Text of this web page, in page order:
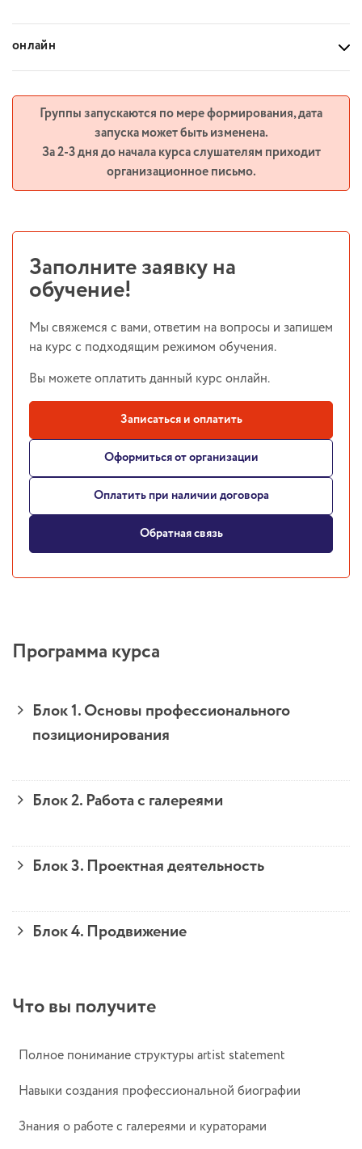
онлайн
Группы запускаются по мере формирования, дата
запуска может быть изменена.
За 2-3 дня до начала курса слушателям приходит
организационное письмо.
Заполните заявку на
обучение!
Мы свяжемся с вами, ответим на вопросы и запишем
на курс с подходящим режимом обучения.
Вы можете оплатить данный курс онлайн.
Записаться и оплатить
Оформиться от организации
Оплатить при наличии договора
Обратная связь
Программа курса
Блок 1. Основы профессионального
позиционирования
Блок 2. Работа с галереями
Блок 3. Проектная деятельность
Блок 4. Продвижение
Что вы получите
Полное понимание структуры artist statement
Навыки создания профессиональной биографии
Знания о работе с галереями и кураторами